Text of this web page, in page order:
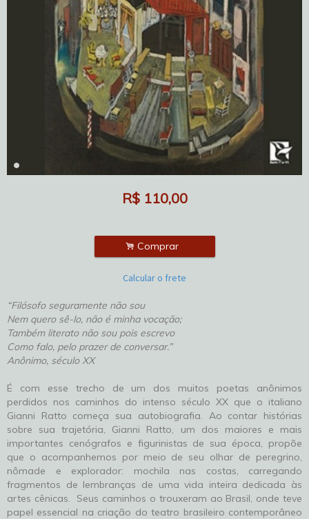
R$ 110,00
. Comprar
Calcular o frete
“Filósofo seguramente não sou
Nem quero sê-lo, não é minha vocação;
Também literato não sou pois escrevo
Como falo, pelo prazer de conversar.”
Anônimo, século XX
É com esse trecho de um dos muitos poetas anônimos
perdidos nos caminhos do intenso século XX que o italiano
Gianni Ratto começa sua autobiografia. Ao contar histórias
sobre sua trajetória, Gianni Ratto, um dos maiores e mais
importantes cenógrafos e figurinistas de sua época, propõe
que o acompanhemos por meio de seu olhar de peregrino,
nômade e explorador: mochila nas costas, carregando
fragmentos de lembranças de uma vida inteira dedicada às
artes cênicas. Seus caminhos o trouxeram ao Brasil, onde teve
papel essencial na criação do teatro brasileiro contemporâneo